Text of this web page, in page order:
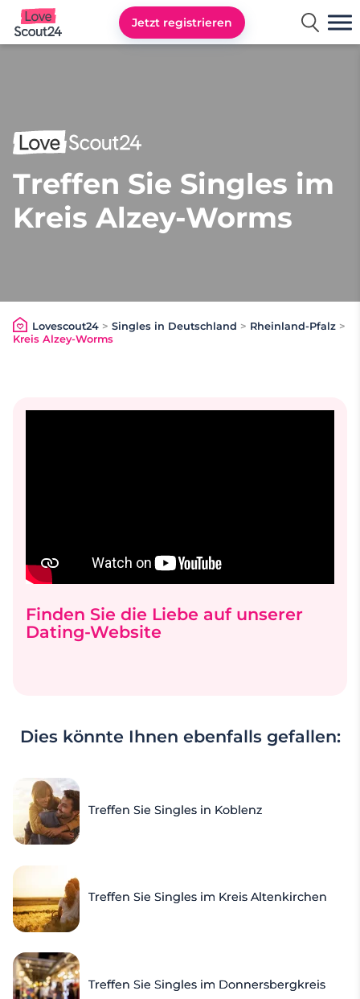
Lovescout24
Jetzt registrieren
Treffen Sie Singles im
Kreis Alzey-Worms
Lovescout24> Singles in Deutschland > Rheinland-Pfalz >
Kreis Alzey-Worms
Finden Sie die Liebe auf unserer
Dating-Website
Dies könnte Ihnen ebenfalls gefallen:
Treffen Sie Singles in Koblenz
Treffen Sie Singles im Kreis Altenkirchen
Treffen Sie Singles im Donnersbergkreis